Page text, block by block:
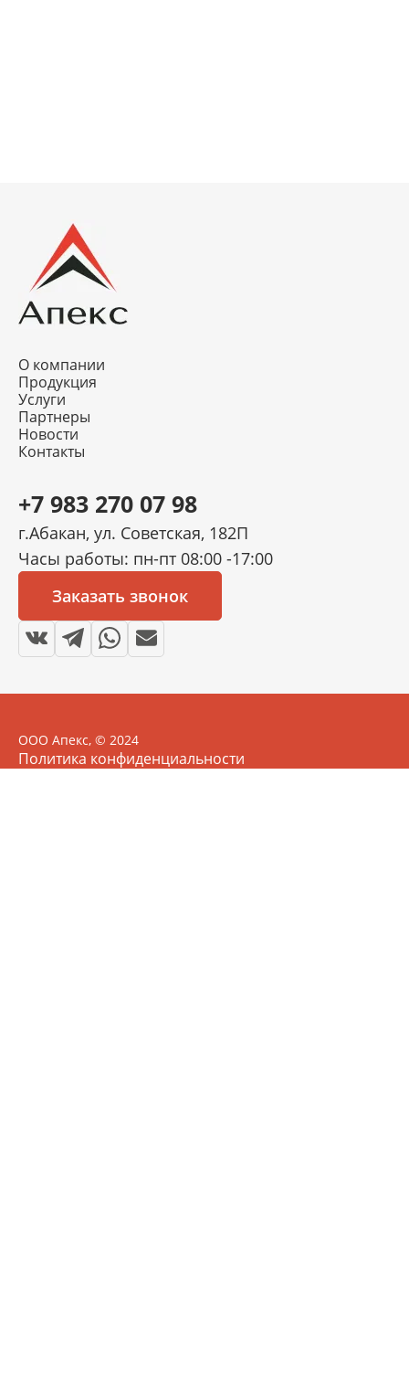
О компании
Продукция
Услуги
Партнеры
Новости
Контакты
+7 983 270 07 98
г.Абакан, ул. Советская, 182П
Часы работы: пн-пт 08:00 -17:00
Заказать звонок
ООО Апекс, © 2024
Политика конфиденциальности